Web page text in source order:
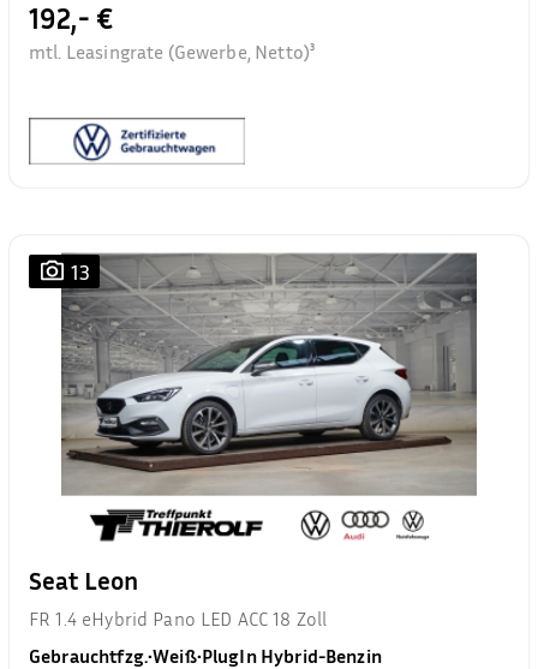
192,- €
mtl. Leasingrate (Gewerbe, Netto)³
13
Seat Leon
FR 1.4 eHybrid Pano LED ACC 18 Zoll
Gebrauchtfzg.•Weiß•PlugIn Hybrid-Benzin